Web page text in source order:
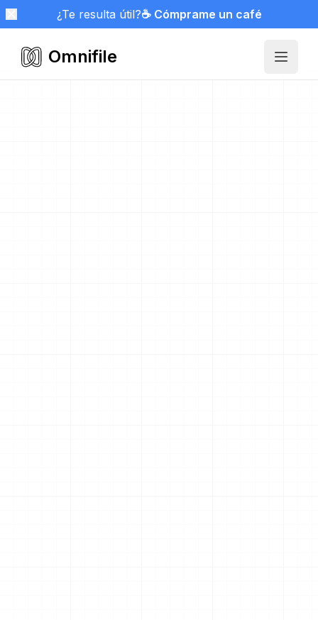
¿Te resulta útil?☕ Cómprame un café
Omnifile